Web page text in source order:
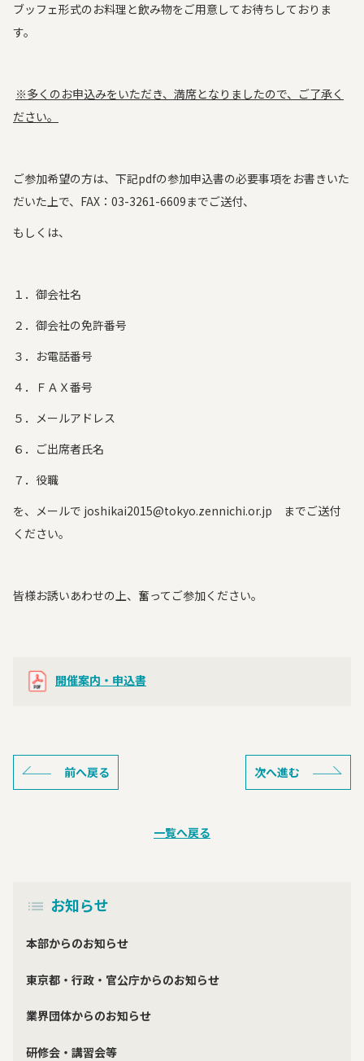
ブッフェ形式のお料理と飲み物をご用意してお待ちしておりま
す。
※多くのお申込みをいただき、満席となりましたので、ご了承く
ださい。
ご参加希望の方は、下記pdfの参加申込書の必要事項をお書きいた
だいた上で、FAX：03-3261-6609までご送付、
もしくは、
１．御会社名
２．御会社の免許番号
３．お電話番号
４．ＦＡＸ番号
５．メールアドレス
６．ご出席者氏名
７．役職
を、メールで joshikai2015@tokyo.zennichi.or.jp までご送付
ください。
皆様お誘いあわせの上、奮ってご参加ください。
開催案内・申込書
前へ戻る 次へ進む
一覧へ戻る
お知らせ
本部からのお知らせ
東京都・行政・官公庁からのお知らせ
業界団体からのお知らせ
研修会・講習会等